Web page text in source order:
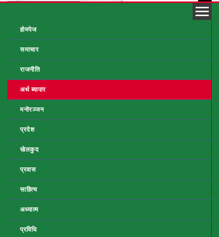
होमपेज
समाचार
राजनीति
अर्थ ब्यापार
मनोरञ्जन
प्रदेश
खेलकुद
प्रवास
साहित्य
अध्यात्म
प्रविधि